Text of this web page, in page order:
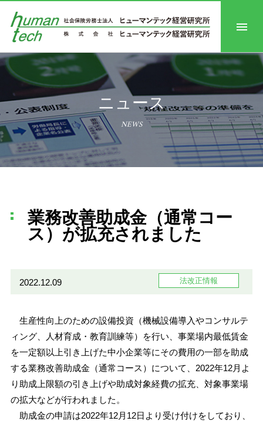
ニュース
NEWS
業務改善助成金（通常コー
ス）が拡充されました
2022.12.09 法改正情報
生産性向上のための設備投資（機械設備導入やコンサルテ
ィング、人材育成・教育訓練等）を行い、事業場内最低賃金
を一定額以上引き上げた中小企業等にその費用の一部を助成
する業務改善助成金（通常コース）について、2022年12月よ
り助成上限額の引き上げや助成対象経費の拡充、対象事業場
の拡大などが行われました。
助成金の申請は2022年12月12日より受け付けをしており、